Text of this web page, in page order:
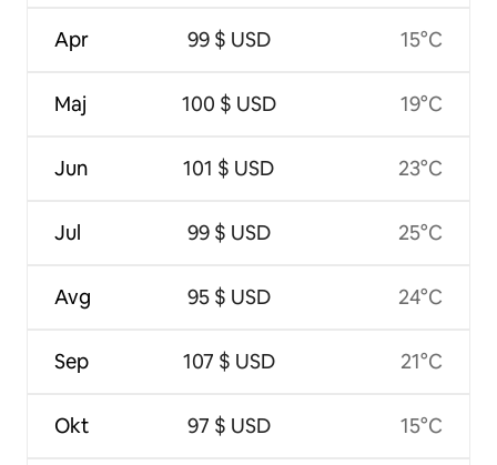
Apr
Maj
Jun
Jul
Avg
Sep
Okt
99 $ USD
100 $ USD
101 $ USD
99 $ USD
95 $ USD
107 $ USD
97 $ USD
15°C
19°C
23°C
25°C
24°C
21°C
15°C